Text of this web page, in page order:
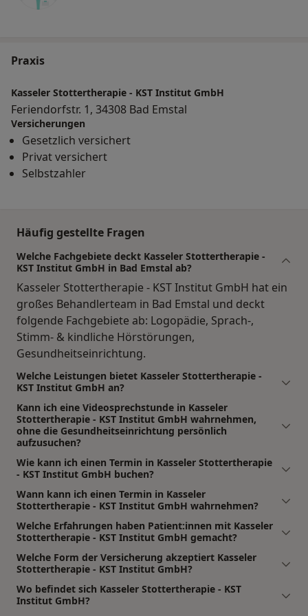
Praxis
Kasseler Stottertherapie - KST Institut GmbH
Feriendorfstr. 1, 34308 Bad Emstal
Versicherungen
Gesetzlich versichert
Privat versichert
Selbstzahler
Häufig gestellte Fragen
Welche Fachgebiete deckt Kasseler Stottertherapie -
KST Institut GmbH in Bad Emstal ab?
Kasseler Stottertherapie - KST Institut GmbH hat ein
großes Behandlerteam in Bad Emstal und deckt
folgende Fachgebiete ab: Logopädie, Sprach-,
Stimm- & kindliche Hörstörungen,
Gesundheitseinrichtung.
Welche Leistungen bietet Kasseler Stottertherapie -
KST Institut GmbH an?
Kann ich eine Videosprechstunde in Kasseler
Stottertherapie - KST Institut GmbH wahrnehmen,
ohne die Gesundheitseinrichtung persönlich
aufzusuchen?
Wie kann ich einen Termin in Kasseler Stottertherapie
- KST Institut GmbH buchen?
Wann kann ich einen Termin in Kasseler
Stottertherapie - KST Institut GmbH wahrnehmen?
Welche Erfahrungen haben Patient:innen mit Kasseler
Stottertherapie - KST Institut GmbH gemacht?
Welche Form der Versicherung akzeptiert Kasseler
Stottertherapie - KST Institut GmbH?
Wo befindet sich Kasseler Stottertherapie - KST
Institut GmbH?